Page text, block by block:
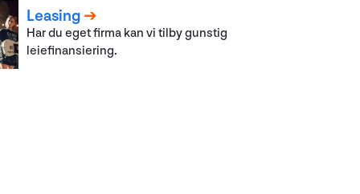
Leasing
Har du eget firma kan vi tilby gunstig
leiefinansiering.